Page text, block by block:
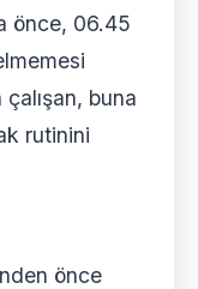
önce, 06.45
buna
rutinini
önce